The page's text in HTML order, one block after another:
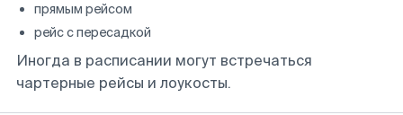
прямым рейсом
рейс с пересадкой
Иногда в расписании могут встречаться
чартерные рейсы и лоукосты.